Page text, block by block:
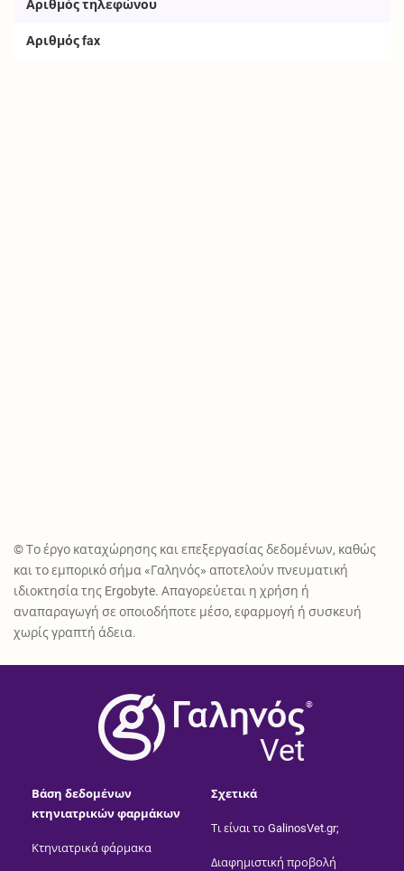
Αριθμός τηλεφώνου
Αριθμός fax
© Το έργο καταχώρησης και επεξεργασίας δεδομένων, καθώς
και το εμπορικό σήμα «Γαληνός» αποτελούν πνευματική
ιδιοκτησία της Ergobyte. Απαγορεύεται η χρήση ή
αναπαραγωγή σε οποιοδήποτε μέσο, εφαρμογή ή συσκευή
χωρίς γραπτή άδεια.
®
Vet
Βάση δεδομένων
κτηνιατρικών φαρμάκων
Κτηνιατρικά φάρμακα
Σχετικά
Τι είναι το GalinosVet.gr;
Διαφημιστική προβολή